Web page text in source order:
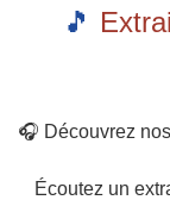
🎵
🎧 Découvrez nos
Écoutez un